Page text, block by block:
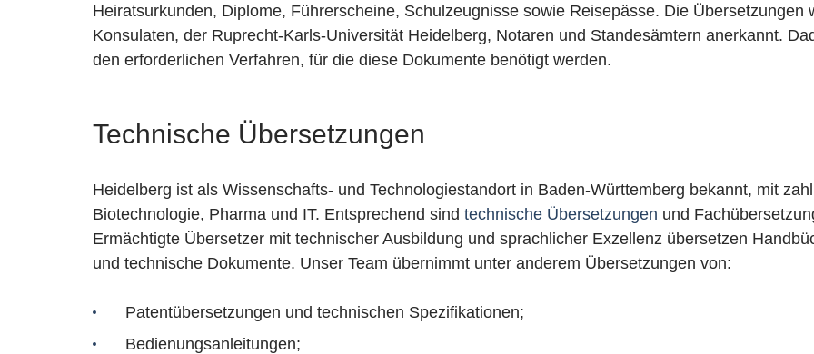
Heiratsurkunden, Diplome, Führerscheine, Schulzeugnisse sowie Reisepässe. Die Übersetzungen
Konsulaten, der Ruprecht-Karls-Universität Heidelberg, Notaren und Standesämtern anerkannt.
den erforderlichen Verfahren, für die diese Dokumente benötigt werden.
Technische Übersetzungen
Heidelberg ist als Wissenschafts- und Technologiestandort in Baden-Württemberg bekannt, mit
Biotechnologie, Pharma und IT. Entsprechend sind technische Übersetzungen und
Ermächtigte Übersetzer mit technischer Ausbildung und sprachlicher Exzellenz übersetzen
und technische Dokumente. Unser Team übernimmt unter anderem Übersetzungen von:
Patentübersetzungen und technischen Spezifikationen;
Bedienungsanleitungen;